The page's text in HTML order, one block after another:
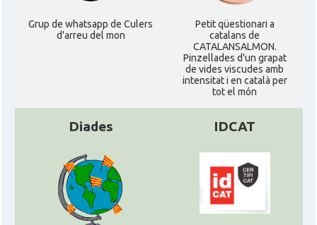
Grup de whatsapp de Culers
d'arreu del mon
Petit qüestionari a
catalans de
CATALANSALMON.
Pinzellades d'un grapat
de vides viscudes amb
intensitat i en català per
tot el món
Diades IDCAT